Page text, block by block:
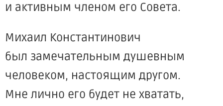
и активным членом его Совета.
Михаил Константинович
был замечательным душевным
человеком, настоящим другом.
Мне лично его будет не хватать,